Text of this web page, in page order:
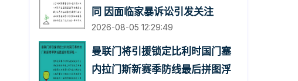
同 因面临家暴诉讼引发关注
2026-08-05 12:29:49
曼联门将引援锁定比利时国门塞
内拉门斯新赛季防线最后拼图浮